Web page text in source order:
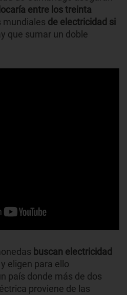
entre los treinta
mundiales de electricidad si
que sumar un doble
buscan electricidad
y eligen para ello
país donde más de dos
proviene de las